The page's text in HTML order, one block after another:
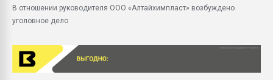
первый план в
В отношении руководителя ООО «Алтайхимпласт» возбуждено
уголовное дело